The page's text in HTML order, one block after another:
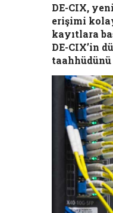
DE-CIX,
erişimi
kayıtlara
DE-CIX’in